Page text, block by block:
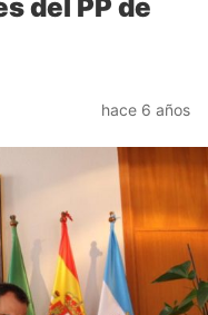
del PP de
hace 6 años